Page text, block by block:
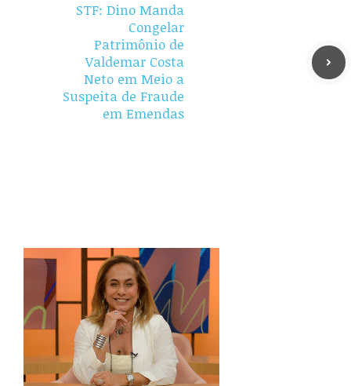
STF: Dino Manda
Congelar
Patrimônio de
Valdemar Costa
Neto em Meio a
Suspeita de Fraude
em Emendas